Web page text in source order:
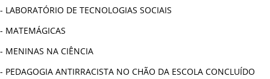
- LABORATÓRIO DE TECNOLOGIAS SOCIAIS
- MATEMÁGICAS
- MENINAS NA CIÊNCIA
- PEDAGOGIA ANTIRRACISTA NO CHÃO DA ESCOLA CONCLUÍDO